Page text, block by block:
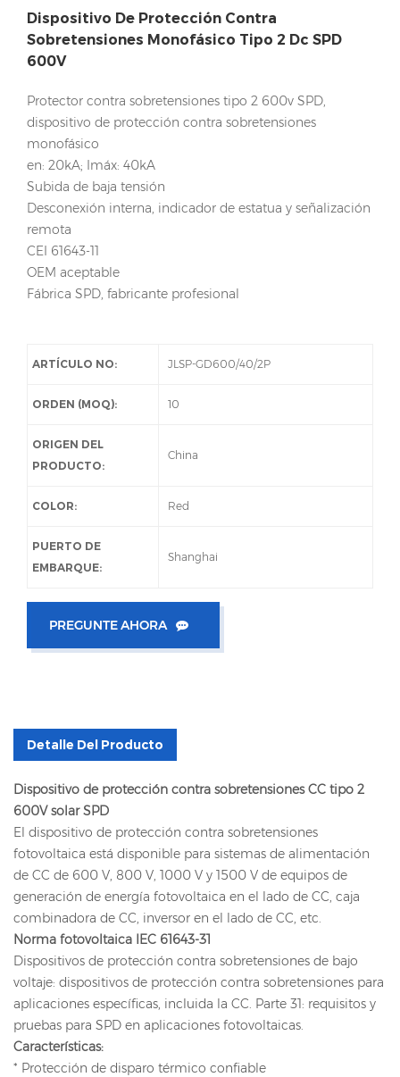
Dispositivo De Protección Contra
Sobretensiones Monofásico Tipo 2 Dc SPD
600V
Protector contra sobretensiones tipo 2 600v SPD,
dispositivo de protección contra sobretensiones
monofásico
en: 20kA; Imáx: 40kA
Subida de baja tensión
Desconexión interna, indicador de estatua y señalización
remota
CEI 61643-11
OEM aceptable
Fábrica SPD, fabricante profesional
ARTÍCULO NO: JLSP-GD600/40/2P
ORDEN (MOQ): 10
ORIGEN DEL
PRODUCTO:
China
COLOR: Red
PUERTO DE
EMBARQUE:
Shanghai
PREGUNTE AHORA
Detalle Del Producto
Dispositivo de protección contra sobretensiones CC tipo 2
600V solar SPD
El dispositivo de protección contra sobretensiones
fotovoltaica está disponible para sistemas de alimentación
de CC de 600 V, 800 V, 1000 V y 1500 V de equipos de
generación de energía fotovoltaica en el lado de CC, caja
combinadora de CC, inversor en el lado de CC, etc.
Norma fotovoltaica IEC 61643-31
Dispositivos de protección contra sobretensiones de bajo
voltaje: dispositivos de protección contra sobretensiones para
aplicaciones específicas, incluida la CC. Parte 31: requisitos y
pruebas para SPD en aplicaciones fotovoltaicas.
Características:
* Protección de disparo térmico confiable